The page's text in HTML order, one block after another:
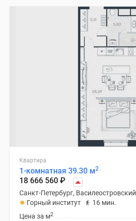
Квартира
1-комнатная 39.30 м2
18 666 560 ₽
Санкт-Петербург, Василеостровский
Горный институт
16 мин.
Цена за м2